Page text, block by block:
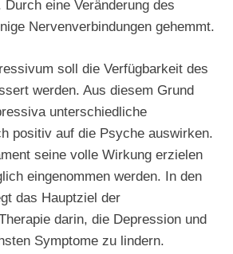
eine Veränderung des
Nervenverbindungen gehemmt.
soll die Verfügbarkeit des
werden. Aus diesem Grund
unterschiedliche
positiv auf die Psyche auswirken.
seine volle Wirkung erzielen
eingenommen werden. In den
das Hauptziel der
darin, die Depression und
Symptome zu lindern.